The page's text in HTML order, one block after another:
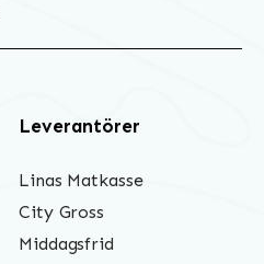
Leverantörer
Linas Matkasse
City Gross
Middagsfrid